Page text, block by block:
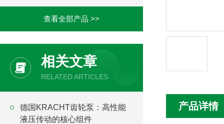
查看全部产品 >>
相关文章
RELATED ARTICLES
德国KRACHT齿轮泵：高性能
液压传动的核心组件
产品详情